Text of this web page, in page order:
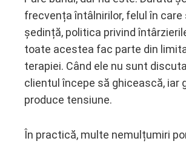
frecvența întâlnirilor, felul în care
ședință, politica privind
toate acestea fac parte din
terapiei. Când ele nu sunt
clientul începe să ghicească, iar
produce tensiune.
În practică, multe nemulțumiri